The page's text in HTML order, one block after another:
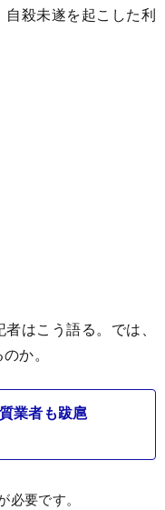
殺未遂を起こした利
はこう語る。では、
か。
業者も跋扈
要です。